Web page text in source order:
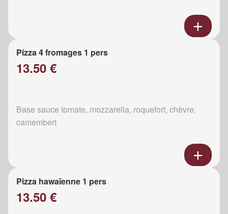
Pizza 4 fromages 1 pers
13.50 €
Base sauce tomate, mozzarella, roquefort, chèvre,
camembert
Pizza hawaïenne 1 pers
13.50 €